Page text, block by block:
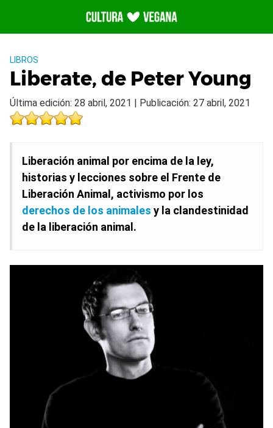
contenido
LIBROS
Liberate, de Peter Young
Última edición: 28 abril, 2021 | Publicación: 27 abril, 2021
Liberación animal por encima de la ley,
historias y lecciones sobre el Frente de
Liberación Animal, activismo por los
derechos de los animales y la clandestinidad
de la liberación animal.